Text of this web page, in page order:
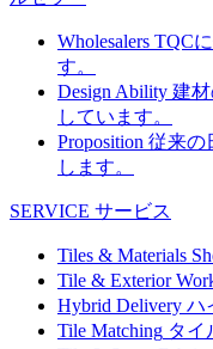
Wholesalers TQC
す。
Design Ability 建
しています。
Proposition 従来の
します。
SERVICE サービス
Tiles & Materials
Tile & Exterior
Hybrid Delivery ハ
Tile Matching タイ